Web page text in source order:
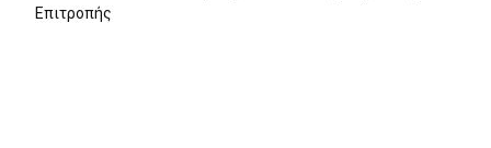
Επιτροπής